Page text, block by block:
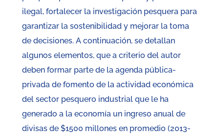
ilegal, fortalecer la investigación pesquera para
garantizar la sostenibilidad y mejorar la toma
de decisiones. A continuación, se detallan
algunos elementos, que a criterio del autor
deben formar parte de la agenda pública-
privada de fomento de la actividad económica
del sector pesquero industrial que le ha
generado a la economía un ingreso anual de
divisas de $1500 millones en promedio (2013-